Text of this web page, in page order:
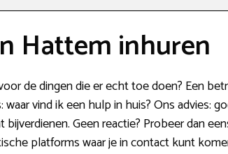
Hattem inhuren
de dingen die er echt toe doen? Een
vind ik een hulp in huis? Ons advies:
Geen reactie? Probeer dan
platforms waar je in contact kunt